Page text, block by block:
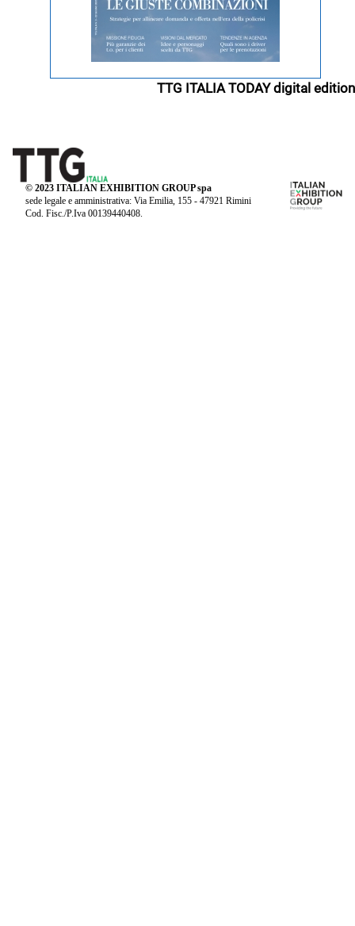
TTG ITALIA TODAY digital edition
© 2023 ITALIAN EXHIBITION GROUP spa
sede legale e amministrativa: Via Emilia, 155 - 47921 Rimini
Cod. Fisc./P.Iva 00139440408.